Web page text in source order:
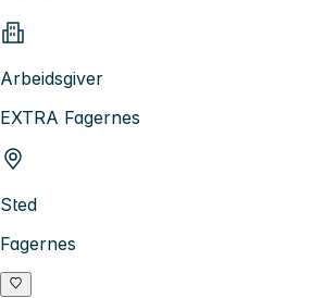
Arbeidsgiver
EXTRA Fagernes
Sted
Fagernes